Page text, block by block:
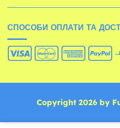
СПОСОБИ ОПЛАТИ ТА
Copyright 2026 by